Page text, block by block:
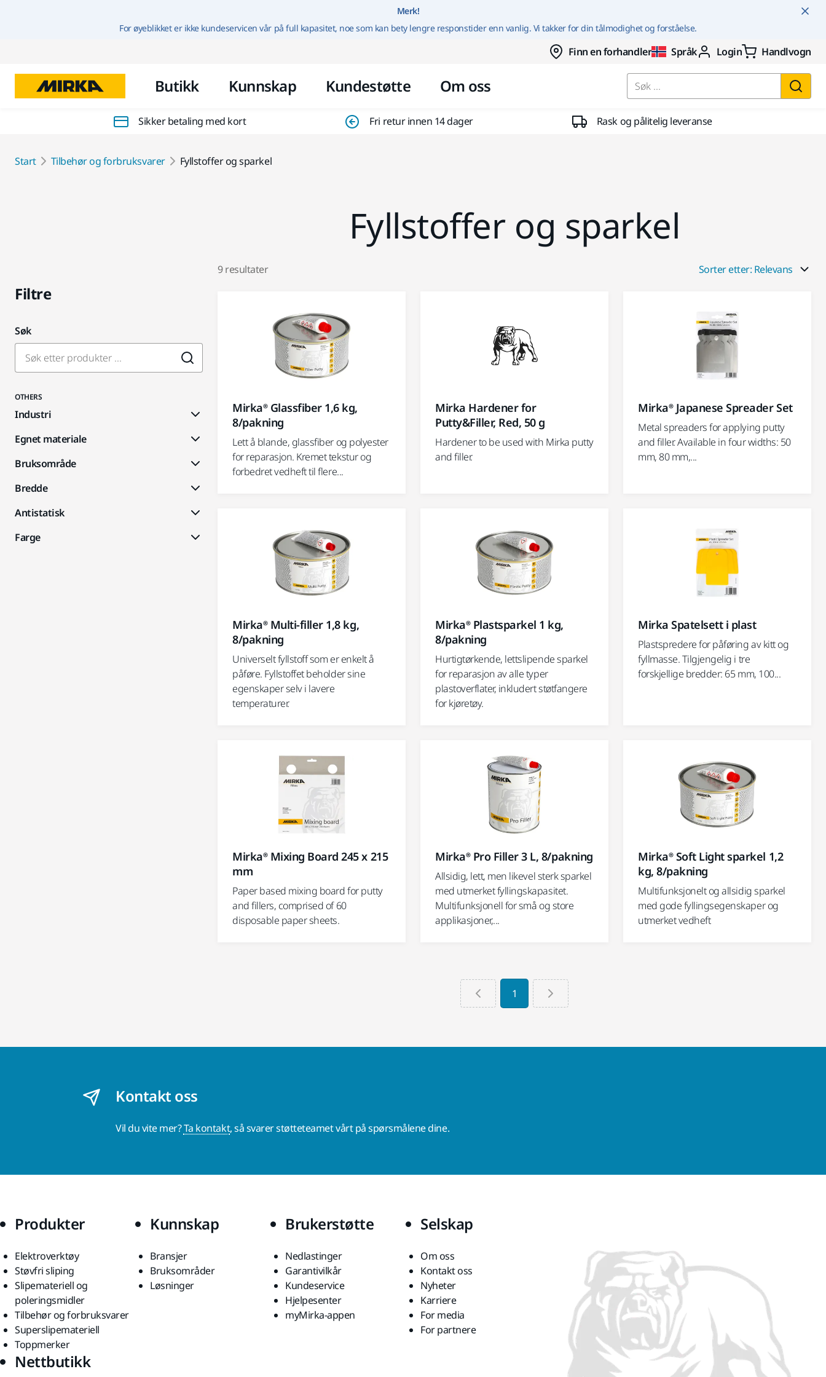
Gå til innhold
Merk!
For øyeblikket er ikke kundeservicen vår på full kapasitet, noe som kan bety lengre responstider enn vanlig. Vi takker for din tålmodighet og forståelse.
Finn en forhandler Språk Login Handlvogn
Butikk Kunnskap Kundestøtte Om oss Søk ...
Sikker betaling med kort Fri retur innen 14 dager Rask og pålitelig leveranse
Start Tilbehør og forbruksvarer Fyllstoffer og sparkel
Fyllstoffer og sparkel
9 resultater Sorter etter: Relevans
Filtre
Søk
OTHERS
Industri
Egnet materiale
Bruksområde
Bredde
Antistatisk
Farge
Mirka® Glassfiber 1,6 kg,
8/pakning
Lett å blande, glassfiber og polyester
for reparasjon. Kremet tekstur og
forbedret vedheft til flere...
Mirka Hardener for
Putty&Filler, Red, 50 g
Hardener to be used with Mirka putty
and filler.
Mirka® Japanese Spreader Set
Metal spreaders for applying putty
and filler. Available in four widths: 50
mm, 80 mm,...
Mirka® Multi-filler 1,8 kg,
8/pakning
Universelt fyllstoff som er enkelt å
påføre. Fyllstoffet beholder sine
egenskaper selv i lavere
temperaturer.
Mirka® Plastsparkel 1 kg,
8/pakning
Hurtigtørkende, lettslipende sparkel
for reparasjon av alle typer
plastoverflater, inkludert støtfangere
for kjøretøy.
Mirka Spatelsett i plast
Plastspredere for påføring av kitt og
fyllmasse. Tilgjengelig i tre
forskjellige bredder: 65 mm, 100...
Mirka® Mixing Board 245 x 215
mm
Paper based mixing board for putty
and fillers, comprised of 60
disposable paper sheets.
Mirka® Pro Filler 3 L, 8/pakning
Allsidig, lett, men likevel sterk sparkel
med utmerket fyllingskapasitet.
Multifunksjonell for små og store
applikasjoner,...
Mirka® Soft Light sparkel 1,2
kg, 8/pakning
Multifunksjonelt og allsidig sparkel
med gode fyllingsegenskaper og
utmerket vedheft
1
Kontakt oss
Vil du vite mer?Ta kontakt, så svarer støtteteamet vårt på spørsmålene dine.
Produkter
Elektroverktøy
Støvfri sliping
Slipemateriell og
poleringsmidler
Tilbehør og forbruksvarer
Superslipemateriell
Toppmerker
Kunnskap
Bransjer
Bruksområder
Løsninger
Brukerstøtte
Nedlastinger
Garantivilkår
Kundeservice
Hjelpesenter
myMirka-appen
Selskap
Om oss
Kontakt oss
Nyheter
Karriere
For media
For partnere
Nettbutikk